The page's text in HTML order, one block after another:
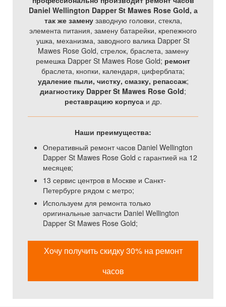
Daniel Wellington Dapper St Mawes Rose Gold, а
так же заменузаводную головки, стекла,
элемента питания, замену батарейки, крепежного
ушка, механизма, заводного валика Dapper St
Mawes Rose Gold, стрелок, браслета, замену
ремешка Dapper St Mawes Rose Gold; ремонт
браслета, кнопки, календаря, циферблата;
удаление пыли, чистку, смазку, репассаж;
диагностику Dapper St Mawes Rose Gold;
реставрацию корпусаи др.
Наши преимущества:
Оперативный ремонт часов Daniel Wellington
Dapper St Mawes Rose Gold с гарантией на 12
месяцев;
13 сервис центров в Москве и Санкт-
Петербурге рядом с метро;
Используем для ремонта только
оригинальные запчасти Daniel Wellington
Dapper St Mawes Rose Gold;
Хочу получить скидку 30% на ремонт
часов